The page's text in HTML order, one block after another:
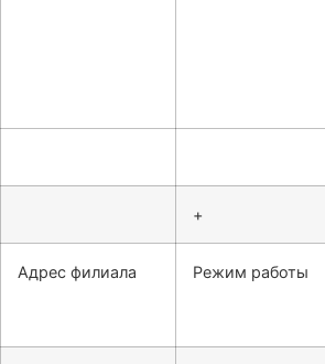
+
Адрес филиала Режим работы